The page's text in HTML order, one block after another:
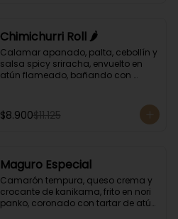
Chimichurri Roll 🌶️
Calamar apanado, palta, cebollín y
salsa spicy sriracha, envuelto en
atún flameado, bañando con
$8.900$11.125
Maguro Especial
Camarón tempura, queso crema y
crocante de kanikama, frito en nori
panko, coronado con tartar de atún